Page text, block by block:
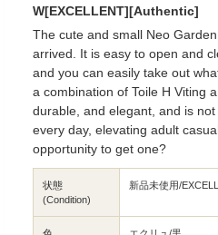
W[EXCELLENT][Authentic]
The cute and small Neo
arrived. It is easy to open and
and you can easily take out
a combination of Toile H Viting
durable, and elegant, and is
every day, elevating adult
opportunity to get one?
状態
(Condition)
新品未使用/
色
エクリュ/黒